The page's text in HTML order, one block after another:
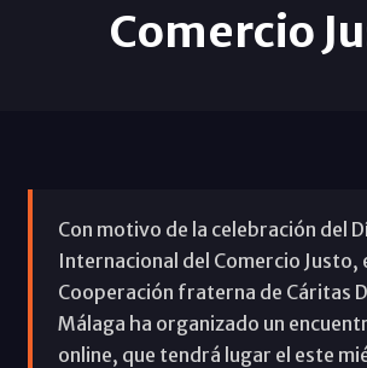
Comercio
Con motivo de la celebración del
Internacional del Comercio Justo,
Cooperación fraterna de Cáritas
Málaga ha organizado un
online, que tendrá lugar el este